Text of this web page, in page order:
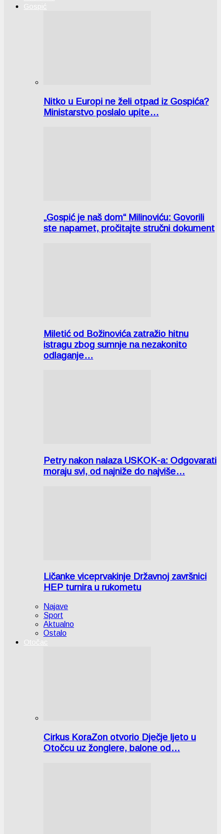
Gospić
Nitko u Europi ne želi otpad iz Gospića?
Ministarstvo poslalo upite…
„Gospić je naš dom“ Milinoviću: Govorili
ste napamet, pročitajte stručni dokument
Miletić od Božinovića zatražio hitnu
istragu zbog sumnje na nezakonito
odlaganje…
Petry nakon nalaza USKOK-a: Odgovarati
moraju svi, od najniže do najviše…
Ličanke viceprvakinje Državnoj završnici
HEP turnira u rukometu
Najave
Sport
Aktualno
Ostalo
Otočac
Cirkus KoraZon otvorio Dječje ljeto u
Otočcu uz žonglere, balone od…